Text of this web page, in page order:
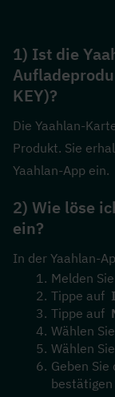
1) Ist die
KEY)?
Die Yaahlan-
Produkt. Sie
Yaahlan-App ein.
2) Wie löse
ein?
In der Yaahlan-
Melden
Tippe auf
Tippe auf
Wählen
Wählen Sie
Geben
bestätigen